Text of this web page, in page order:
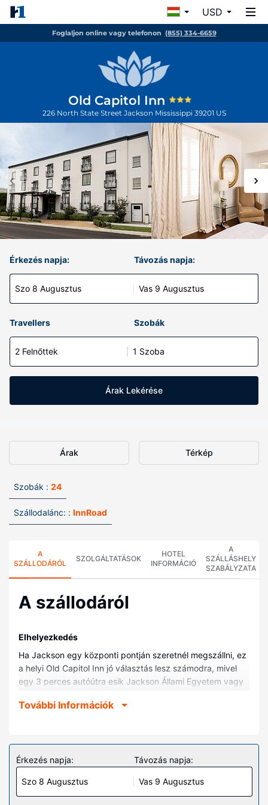
USD
Foglaljon online vagy telefonon (855) 334-6659
Old Capitol Inn
226 North State Street Jackson Mississippi 39201 US
Érkezés napja:
Szo 8 Augusztus
Távozás napja:
Vas 9 Augusztus
Travellers Szobák
2 Felnőttek 1 Szoba
Árak Lekérése
Árak Térkép
Szobák : 24
Szállodalánc: : InnRoad
A
SZÁLLODÁRÓL
SZOLGÁLTATÁSOK
HOTEL
INFORMÁCIÓ
A
SZÁLLÁSHELY
SZABÁLYZATA
A szállodáról
Elhelyezkedés
Ha Jackson egy központi pontján szeretnél megszállni, ez
a helyi Old Capitol Inn jó választás lesz számodra, mivel
egy 3 perces autóútra esik Jackson Állami Egyetem vagy
hotel kb. 0,2 km-re található Mississippi Háborús
helyszíneitől.
Szobák
Ezen a szálláshelyen igazán otthon érezheti majd magát
a(z) 24 egyedi dekorációval kialakított szoba egyikében.
További Információk
Érkezés napja:
Szo 8 Augusztus
Távozás napja:
Vas 9 Augusztus